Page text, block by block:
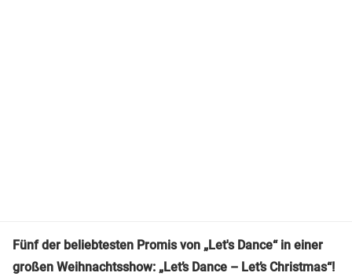
Fünf der beliebtesten Promis von „Let's Dance“ in einer
großen Weihnachtsshow: „Let’s Dance – Let’s Christmas“!